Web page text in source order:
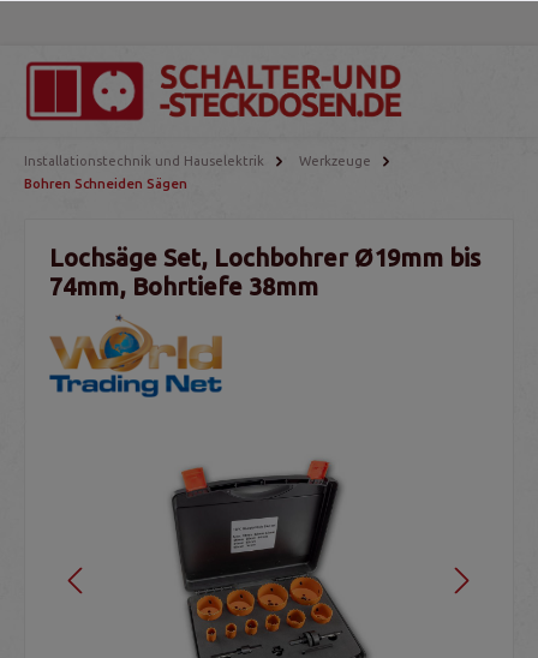
Installationstechnik und Hauselektrik
Werkzeuge
Bohren Schneiden Sägen
Lochsäge Set, Lochbohrer Ø19mm bis
74mm, Bohrtiefe 38mm